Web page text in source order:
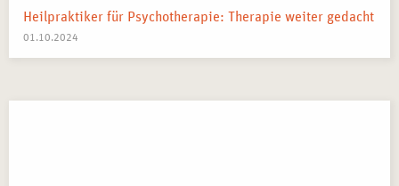
Heilpraktiker für Psychotherapie: Therapie weiter gedacht
01.10.2024